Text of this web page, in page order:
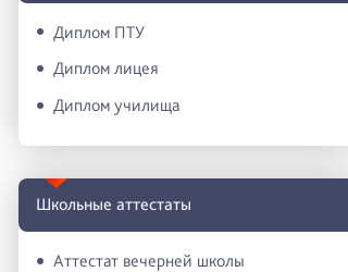
Диплом ПТУ
Диплом лицея
Диплом училища
Школьные аттестаты
Аттестат вечерней школы